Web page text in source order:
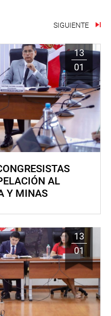
SIGUIENTE
13
01
AL
Y MINAS
13
01